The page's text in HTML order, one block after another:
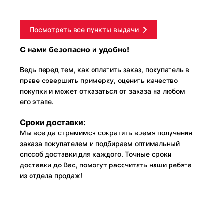
Посмотреть все пункты выдачи
С нами безопасно и удобно!
Ведь перед тем, как оплатить заказ, покупатель в
праве совершить примерку, оценить качество
покупки и может отказаться от заказа на любом
его этапе.
Сроки доставки:
Мы всегда стремимся сократить время получения
заказа покупателем и подбираем оптимальный
способ доставки для каждого. Точные сроки
доставки до Вас, помогут рассчитать наши ребята
из отдела продаж!